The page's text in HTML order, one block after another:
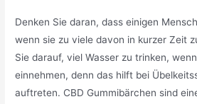
Denken Sie daran, dass einigen
wenn sie zu viele davon in kurzer Zeit
Sie darauf, viel Wasser zu trinken,
einnehmen, denn das hilft bei
auftreten. CBD Gummibärchen sind